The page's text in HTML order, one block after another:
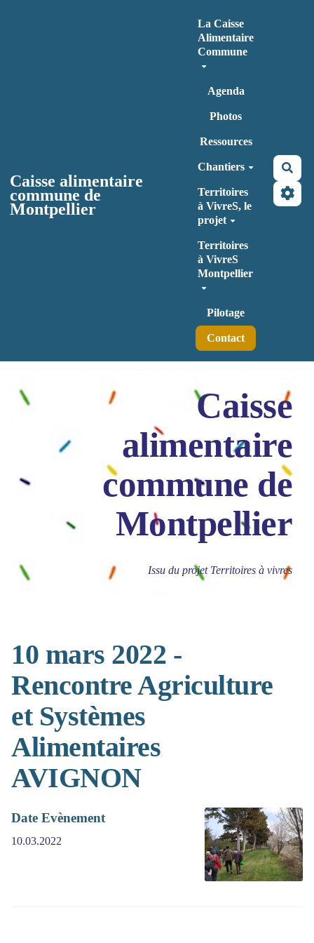
Caisse alimentaire
commune de
Montpellier
La Caisse
Alimentaire
Commune
Agenda
Photos
Ressources
Chantiers
Territoires
à VivreS, le
projet
Territoires
à VivreS
Montpellier
Pilotage
Contact
Caisse
alimentaire
commune de
Montpellier
Issu du projet Territoires à vivres
10 mars 2022 -
Rencontre Agriculture
et Systèmes
Alimentaires
AVIGNON
Date Evènement
10.03.2022